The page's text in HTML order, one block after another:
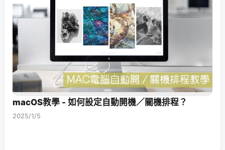
macOS教學 - 如何設定自動開機／關機排程？
2025/1/5